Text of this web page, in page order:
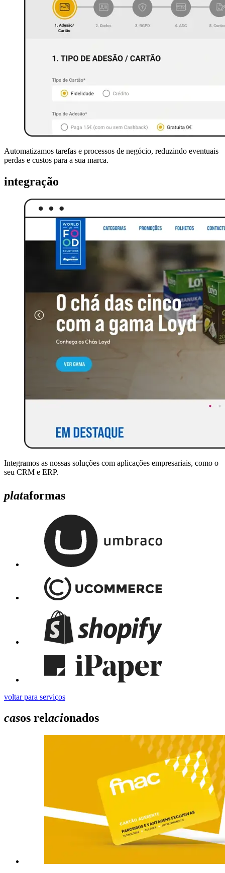
Automatizamos tarefas e processos de negócio, reduzindo eventuais
perdas e custos para a sua marca.
integração
Integramos as nossas soluções com aplicações empresariais, como o
seu CRM e ERP.
plataformas
voltar para serviços
casos relacionados